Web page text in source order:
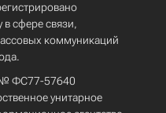
сфере связи,
коммуникаций
№ ФС77-57640
унитарное